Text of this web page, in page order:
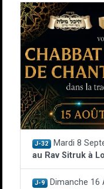
J-32 Mardi 8
au Rav Sitruk à
J-9 Dimanche 16